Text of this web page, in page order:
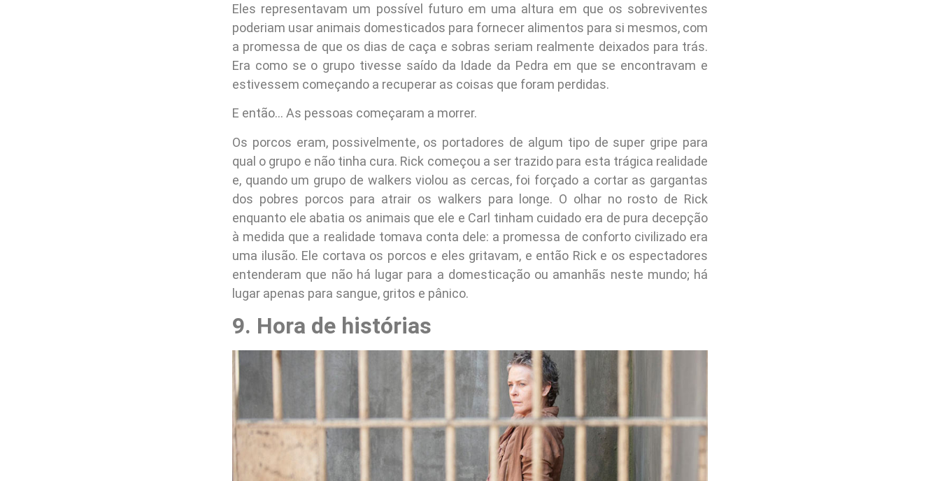
Eles representavam um possível futuro em uma altura em que os sobreviventes
poderiam usar animais domesticados para fornecer alimentos para si mesmos, com
a promessa de que os dias de caça e sobras seriam realmente deixados para trás.
Era como se o grupo tivesse saído da Idade da Pedra em que se encontravam e
estivessem começando a recuperar as coisas que foram perdidas.
E então… As pessoas começaram a morrer.
Os porcos eram, possivelmente, os portadores de algum tipo de super gripe para
qual o grupo e não tinha cura. Rick começou a ser trazido para esta trágica realidade
e, quando um grupo de walkers violou as cercas, foi forçado a cortar as gargantas
dos pobres porcos para atrair os walkers para longe. O olhar no rosto de Rick
enquanto ele abatia os animais que ele e Carl tinham cuidado era de pura decepção
à medida que a realidade tomava conta dele: a promessa de conforto civilizado era
uma ilusão. Ele cortava os porcos e eles gritavam, e então Rick e os espectadores
entenderam que não há lugar para a domesticação ou amanhãs neste mundo; há
lugar apenas para sangue, gritos e pânico.
9. Hora de histórias